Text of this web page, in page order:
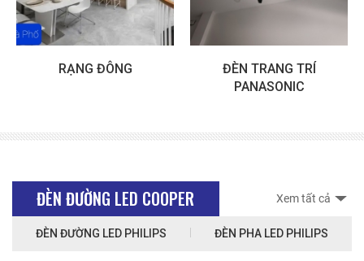
ĐÈN TRANG TRÍ
ĐÈN NAM LONG
ĐÈN ĐƯỜNG LED COOPER
ĐÈN ĐƯỜNG LED PHILIPS ĐÈN PHA LED PHILIPS
Xem tất cả